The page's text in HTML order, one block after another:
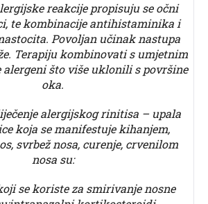
reakcije propisuju se očni
te kombinacije antihistaminika i
Povoljan učinak nastupa
Terapiju kombinovati s umjetnim
alergeni što više uklonili s površine
oka.
alergijskog rinitisa – upala
koja se manifestuje kihanjem,
svrbež nosa, curenje, crvenilom
nosa su:
se koriste za smirivanje nosne